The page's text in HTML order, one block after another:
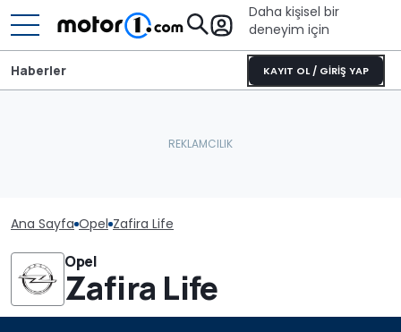
Daha kişisel bir
deneyim için
KAYIT OL / GİRİŞ YAP
Haberler
Ana Sayfa Opel Zafira Life
Opel
Zafira Life